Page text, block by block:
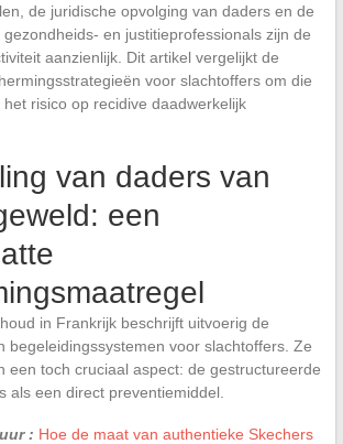
de juridische opvolging van daders en de
en justitieprofessionals zijn de
aanzienlijk. Dit artikel vergelijkt de
voor slachtoffers om die
risico op recidive daadwerkelijk
van daders van
een
in Frankrijk beschrijft uitvoerig de
begeleidingssystemen voor slachtoffers. Ze
een toch cruciaal aspect: de gestructureerde
als een direct preventiemiddel.
: Hoe de maat van authentieke Skechers